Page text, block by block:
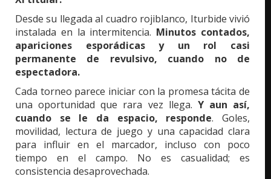
Desde su llegada al cuadro rojiblanco, Iturbide vivió
instalada en la intermitencia. Minutos contados,
apariciones esporádicas y un rol casi
permanente de revulsivo, cuando no de
espectadora.
Cada torneo parece iniciar con la promesa tácita de
una oportunidad que rara vez llega. Y aun así,
cuando se le da espacio, responde. Goles,
movilidad, lectura de juego y una capacidad clara
para influir en el marcador, incluso con poco
tiempo en el campo. No es casualidad; es
consistencia desaprovechada.